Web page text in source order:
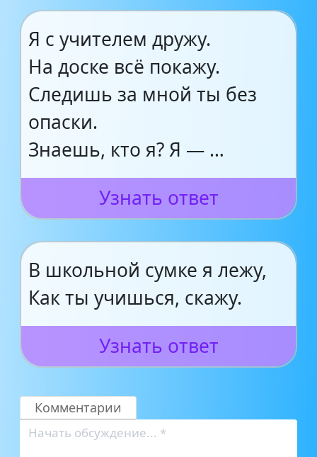
Я с учителем дружу.
На доске всё покажу.
Следишь за мной ты без
опаски.
Знаешь, кто я? Я — …
Узнать ответ
В школьной сумке я лежу,
Как ты учишься, скажу.
Узнать ответ
Комментарии